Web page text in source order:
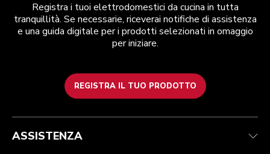
Registra i tuoi elettrodomestici da cucina in tutta
tranquillità. Se necessarie, riceverai notifiche di assistenza
e una guida digitale per i prodotti selezionati in omaggio
per iniziare.
REGISTRA IL TUO PRODOTTO
Health Check
Traccia il tuo ordine
Garanzia e documentazione
Termini e condizioni
Resi e rimborsi
Imprint
Per il marchio
Trova un negozio
ASSISTENZA